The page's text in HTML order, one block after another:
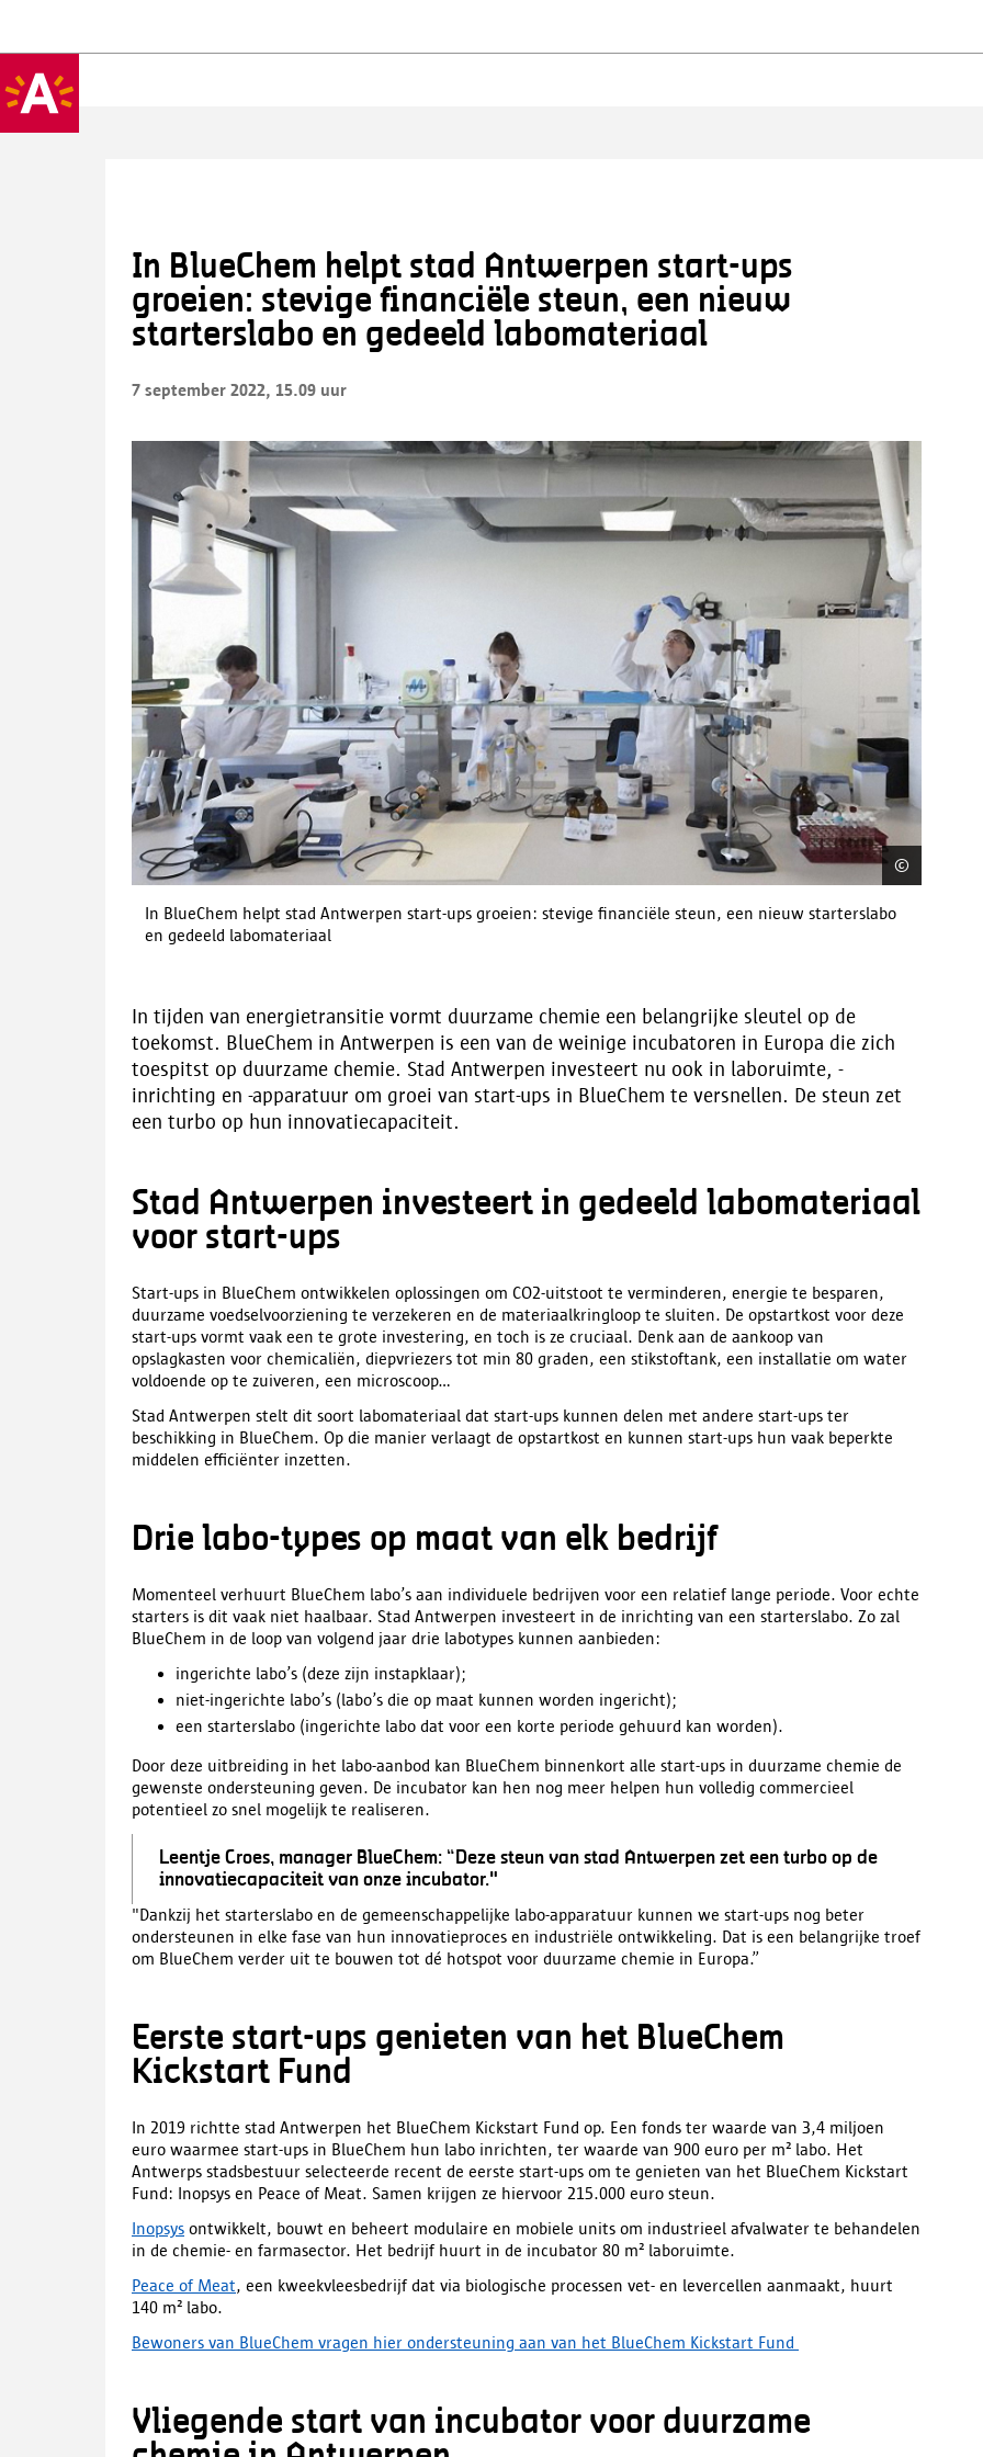
In BlueChem helpt stad Antwerpen start-ups
groeien: stevige financiële steun, een nieuw
starterslabo en gedeeld labomateriaal
7 september 2022, 15.09 uur
©
In BlueChem helpt stad Antwerpen start-ups groeien: stevige financiële steun, een nieuw starterslabo
en gedeeld labomateriaal
In tijden van energietransitie vormt duurzame chemie een belangrijke sleutel op de
toekomst. BlueChem in Antwerpen is een van de weinige incubatoren in Europa die zich
toespitst op duurzame chemie. Stad Antwerpen investeert nu ook in laboruimte, -
inrichting en -apparatuur om groei van start-ups in BlueChem te versnellen. De steun zet
een turbo op hun innovatiecapaciteit.
Stad Antwerpen investeert in gedeeld labomateriaal
voor start-ups
Start-ups in BlueChem ontwikkelen oplossingen om CO2-uitstoot te verminderen, energie te besparen,
duurzame voedselvoorziening te verzekeren en de materiaalkringloop te sluiten. De opstartkost voor deze
start-ups vormt vaak een te grote investering, en toch is ze cruciaal. Denk aan de aankoop van
opslagkasten voor chemicaliën, diepvriezers tot min 80 graden, een stikstoftank, een installatie om water
voldoende op te zuiveren, een microscoop...
Stad Antwerpen stelt dit soort labomateriaal dat start-ups kunnen delen met andere start-ups ter
beschikking in BlueChem. Op die manier verlaagt de opstartkost en kunnen start-ups hun vaak beperkte
middelen efficiënter inzetten.
Drie labo-types op maat van elk bedrijf
Momenteel verhuurt BlueChem labo’s aan individuele bedrijven voor een relatief lange periode. Voor echte
starters is dit vaak niet haalbaar. Stad Antwerpen investeert in de inrichting van een starterslabo. Zo zal
BlueChem in de loop van volgend jaar drie labotypes kunnen aanbieden:
ingerichte labo’s (deze zijn instapklaar);
niet-ingerichte labo’s (labo’s die op maat kunnen worden ingericht);
een starterslabo (ingerichte labo dat voor een korte periode gehuurd kan worden).
Door deze uitbreiding in het labo-aanbod kan BlueChem binnenkort alle start-ups in duurzame chemie de
gewenste ondersteuning geven. De incubator kan hen nog meer helpen hun volledig commercieel
potentieel zo snel mogelijk te realiseren.
Leentje Croes, manager BlueChem: “Deze steun van stad Antwerpen zet een turbo op de
innovatiecapaciteit van onze incubator."
"Dankzij het starterslabo en de gemeenschappelijke labo-apparatuur kunnen we start-ups nog beter
ondersteunen in elke fase van hun innovatieproces en industriële ontwikkeling. Dat is een belangrijke troef
om BlueChem verder uit te bouwen tot dé hotspot voor duurzame chemie in Europa.”
Eerste start-ups genieten van het BlueChem
Kickstart Fund
In 2019 richtte stad Antwerpen het BlueChem Kickstart Fund op. Een fonds ter waarde van 3,4 miljoen
euro waarmee start-ups in BlueChem hun labo inrichten, ter waarde van 900 euro per m² labo. Het
Antwerps stadsbestuur selecteerde recent de eerste start-ups om te genieten van het BlueChem Kickstart
Fund: Inopsys en Peace of Meat. Samen krijgen ze hiervoor 215.000 euro steun.
Inopsys ontwikkelt, bouwt en beheert modulaire en mobiele units om industrieel afvalwater te behandelen
in de chemie- en farmasector. Het bedrijf huurt in de incubator 80 m² laboruimte.
Peace of Meat, een kweekvleesbedrijf dat via biologische processen vet- en levercellen aanmaakt, huurt
140 m² labo.
Bewoners van BlueChem vragen hier ondersteuning aan van het BlueChem Kickstart Fund
Vliegende start van incubator voor duurzame